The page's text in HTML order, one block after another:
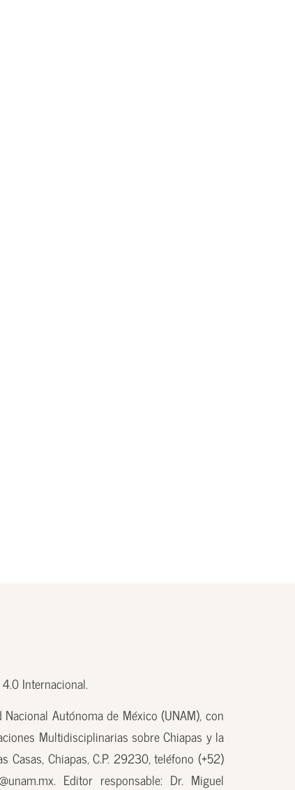
Internacional.
Autónoma de México (UNAM), con
Multidisciplinarias sobre Chiapas y la
Casas, Chiapas, C.P. 29230, teléfono (+52)
Editor responsable: Dr. Miguel